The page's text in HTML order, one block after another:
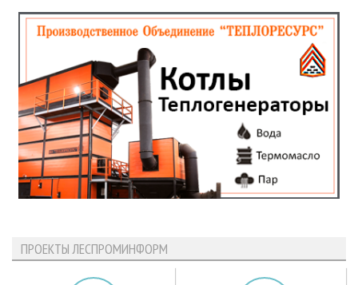
ПРОЕКТЫ ЛЕСПРОМИНФОРМ